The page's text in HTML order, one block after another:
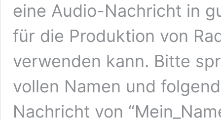
eine Audio-Nachricht in
für die Produktion von
verwenden kann. Bitte
vollen Namen und
Nachricht von